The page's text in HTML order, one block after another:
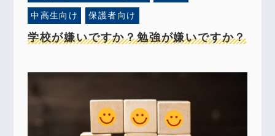
中高生向け
保護者向け
学校が嫌いですか？勉強が嫌いですか？